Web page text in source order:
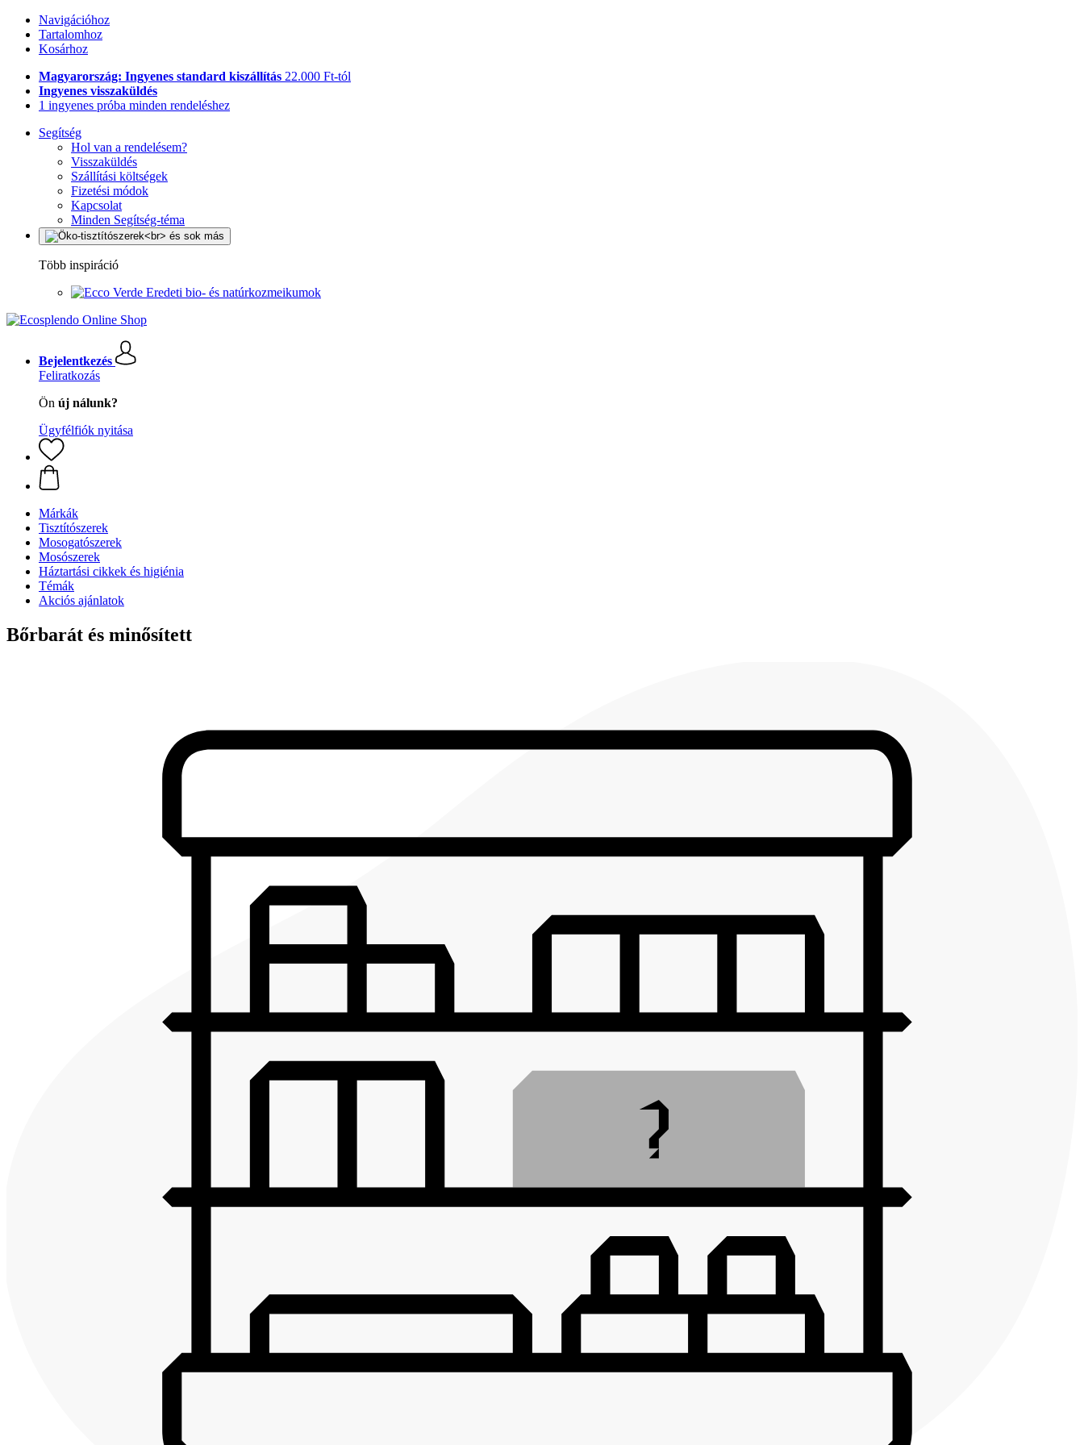
Navigációhoz
Tartalomhoz
Kosárhoz
Magyarország: Ingyenes standard kiszállítás 22.000 Ft-tól
Ingyenes visszaküldés
1 ingyenes próba minden rendeléshez
Segítség
Hol van a rendelésem?
Visszaküldés
Szállítási költségek
Fizetési módok
Kapcsolat
Minden Segítség-téma
Több inspiráció
Eredeti bio- és natúrkozmeikumok
Bejelentkezés
Feliratkozás
Ön új nálunk?
Ügyfélfiók nyitása
Márkák
Tisztítószerek
Mosogatószerek
Mosószerek
Háztartási cikkek és higiénia
Témák
Akciós ajánlatok
Bőrbarát és minősített